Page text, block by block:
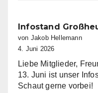
Infostand
von Jakob Hellemann
4. Juni 2026
Liebe Mitglieder,
13. Juni ist unser
Schaut gerne vorbei!